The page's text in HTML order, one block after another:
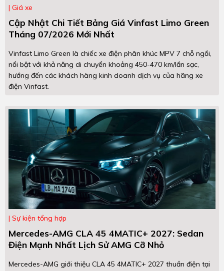
Giá xe
Cập Nhật Chi Tiết Bảng Giá Vinfast Limo Green
Tháng 07/2026 Mới Nhất
Vinfast Limo Green là chiếc xe điện phân khúc MPV 7 chỗ ngồi,
nổi bật với khả năng di chuyển khoảng 450-470 km/lần sạc,
hướng đến các khách hàng kinh doanh dịch vụ của hãng xe
điện Vinfast.
Sự kiện tổng hợp
Mercedes-AMG CLA 45 4MATIC+ 2027: Sedan
Điện Mạnh Nhất Lịch Sử AMG Cỡ Nhỏ
Mercedes-AMG giới thiệu CLA 45 4MATIC+ 2027 thuần điện tại